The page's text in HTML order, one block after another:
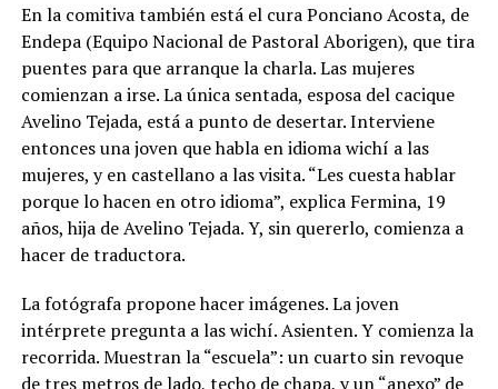
En la comitiva también está el cura Ponciano Acosta, de
Endepa (Equipo Nacional de Pastoral Aborigen), que tira
puentes para que arranque la charla. Las mujeres
comienzan a irse. La única sentada, esposa del cacique
Avelino Tejada, está a punto de desertar. Interviene
entonces una joven que habla en idioma wichí a las
mujeres, y en castellano a las visita.“Les cuesta hablar
porque lo hacen en otro idioma”, explica Fermina, 19
años, hija de Avelino Tejada. Y, sin quererlo, comienza a
hacer de traductora.
La fotógrafa propone hacer imágenes. La joven
intérprete pregunta a las wichí. Asienten. Y comienza la
recorrida. Muestran la “escuela”: un cuarto sin revoque
de tres metros de lado, techo de chapa, y un “anexo” de